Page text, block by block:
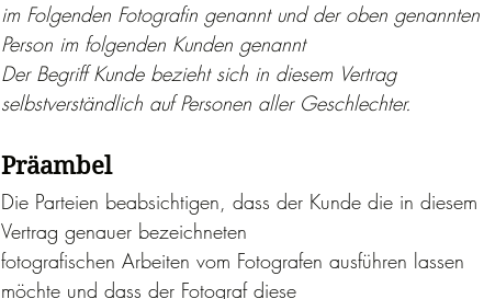
im Folgenden Fotografin genannt und der oben genannten
Person im folgenden Kunden genannt
Der Begriff Kunde bezieht sich in diesem Vertrag
selbstverständlich auf Personen aller Geschlechter.
Präambel
Die Parteien beabsichtigen, dass der Kunde die in diesem
Vertrag genauer bezeichneten
fotografischen Arbeiten vom Fotografen ausführen lassen
möchte und dass der Fotograf diese